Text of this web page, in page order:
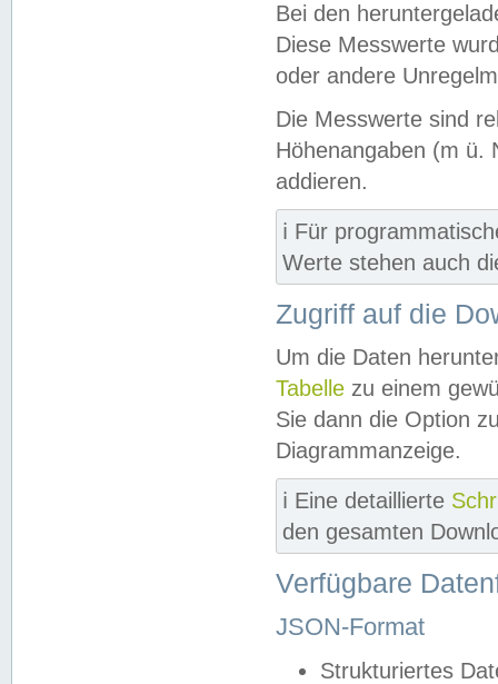
Bei den
Diese Messwerte
oder andere
Die Messwerte sind
Höhenangaben (m ü.
addieren.
ℹ️ Für
Werte stehen auch
Zugriff auf die
Um die Daten
Tabelle zu einem
Sie dann die Option
Diagrammanzeige.
ℹ️ Eine detaillierte
den gesamten
Verfügbare
JSON-Format
Strukturiertes